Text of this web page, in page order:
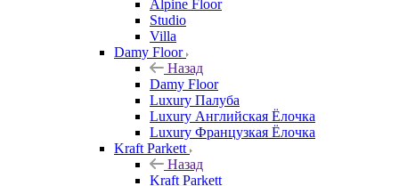
Alpine Floor
Studio
Villa
Damy Floor
Назад
Damy Floor
Luxury Палуба
Luxury Английская Ёлочка
Luxury Французкая Ёлочка
Kraft Parkett
Назад
Kraft Parkett